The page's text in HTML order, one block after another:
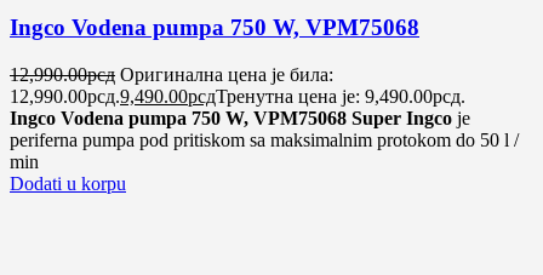
Ingco Vodena pumpa 750 W, VPM75068
12,990.00рсд Оригинална цена је била:
12,990.00рсд.9,490.00рсдТренутна цена је: 9,490.00рсд.
Ingco Vodena pumpa 750 W, VPM75068 Super Ingco je
periferna pumpa pod pritiskom sa maksimalnim protokom do 50 l /
min
Dodati u korpu